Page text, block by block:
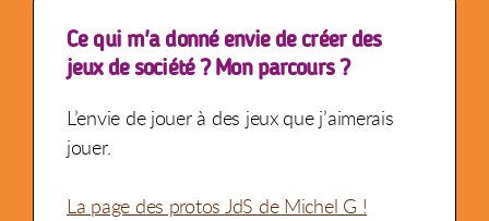
Ce qui m'a donné envie de créer des
jeux de société ? Mon parcours ?
L’envie de jouer à des jeux que j’aimerais
jouer.
La page des protos JdS de Michel G !